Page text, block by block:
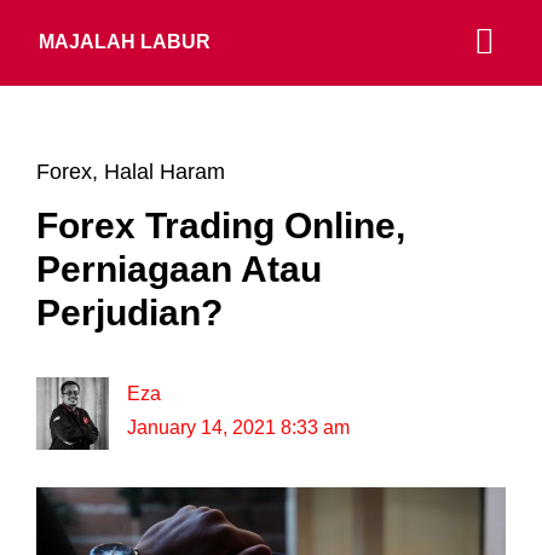
MAJALAH LABUR
Forex, Halal Haram
Forex Trading Online,
Perniagaan Atau
Perjudian?
Eza
January 14, 2021 8:33 am